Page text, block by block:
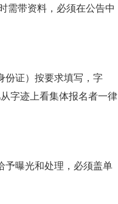
需带资料，必须在公告中
份证）按要求填写，字
字迹上看集体报名者一律
予曝光和处理，必须盖单